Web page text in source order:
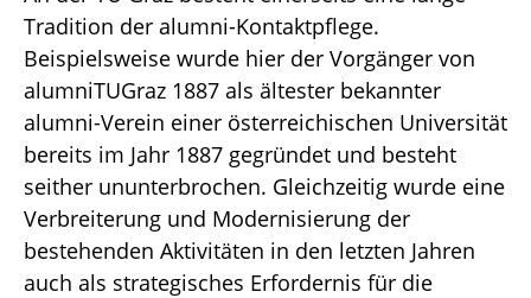
Tradition der alumni-Kontaktpflege.
Beispielsweise wurde hier der Vorgänger von
alumniTUGraz 1887 als ältester bekannter
alumni-Verein einer österreichischen Universität
bereits im Jahr 1887 gegründet und besteht
seither ununterbrochen. Gleichzeitig wurde eine
Verbreiterung und Modernisierung der
bestehenden Aktivitäten in den letzten Jahren
auch als strategisches Erfordernis für die